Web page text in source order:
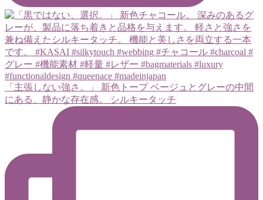
「主張しない強さ。」 新色トープ ベージュとグレーの中間
にある、静かな存在感。 シルキータッチ